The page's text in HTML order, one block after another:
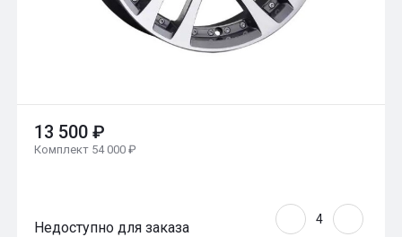
13 500 ₽
Комплект 54 000 ₽
Недоступно для заказа